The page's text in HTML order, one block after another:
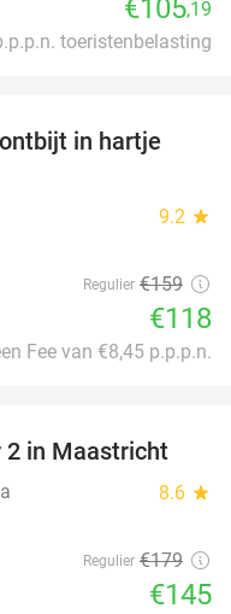
€105,19
toeristenbelasting
26%
in hartje
9.2 star
Regulier €159
€118
Fee van €8,45 p.p.p.n.
19%
2 in Maastricht
8.6 star
Regulier €179
€145